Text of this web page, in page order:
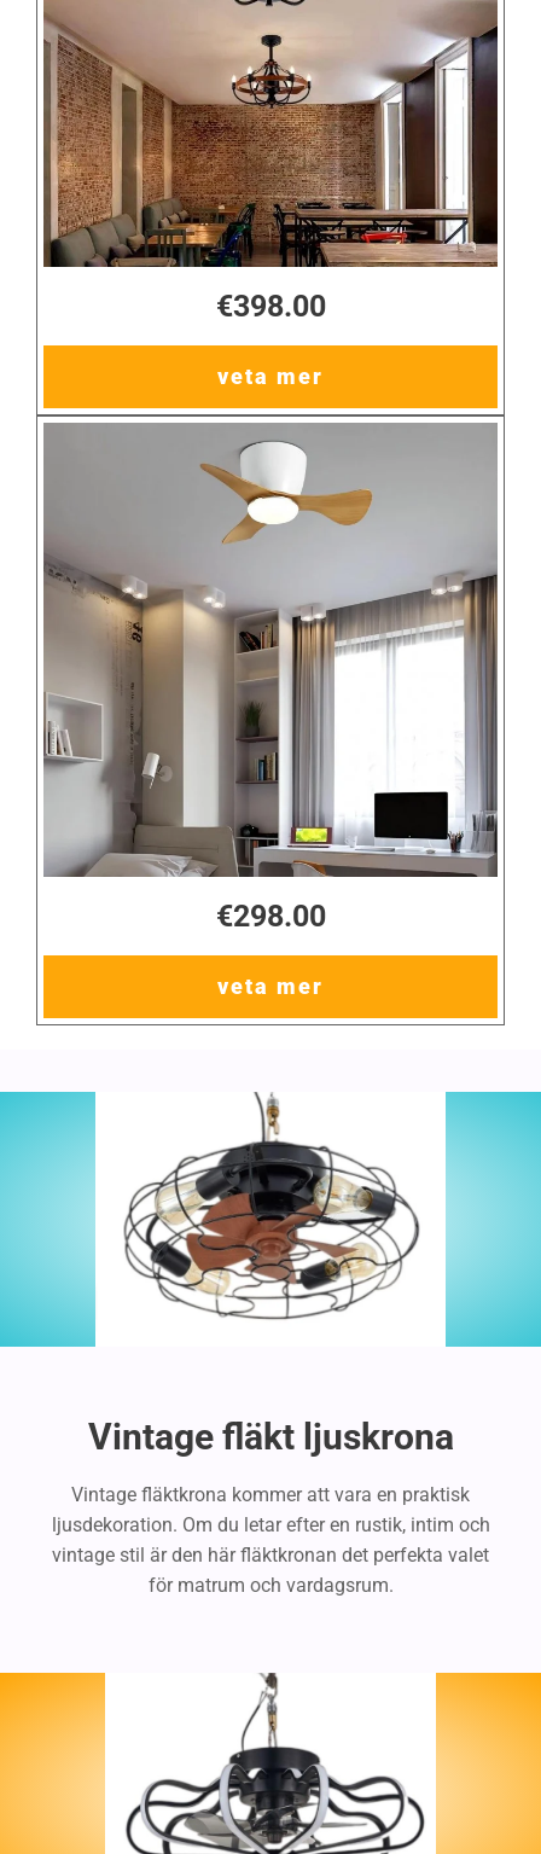
€398.00
veta mer
€298.00
veta mer
Vintage fläkt ljuskrona
Vintage fläktkrona kommer att vara en praktisk
ljusdekoration. Om du letar efter en rustik, intim och
vintage stil är den här fläktkronan det perfekta valet
för matrum och vardagsrum.